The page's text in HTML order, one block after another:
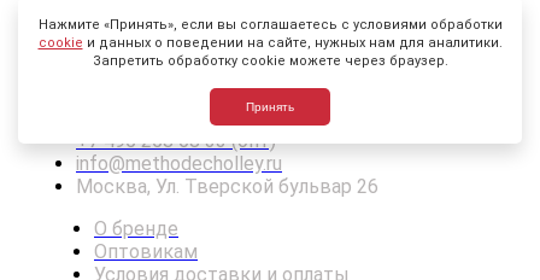
Пользовательское соглашение
+7 499 678 33 63 (розница)
+7 495 258 68 33 (опт)
info@methodecholley.ru
Москва, Ул. Тверской бульвар 26
О бренде
Оптовикам
Условия доставки и оплаты
Нажмите «Принять», если вы соглашаетесь с условиями обработки
cookie и данных о поведении на сайте, нужных нам для аналитики.
Запретить обработку cookie можете через браузер.
Принять